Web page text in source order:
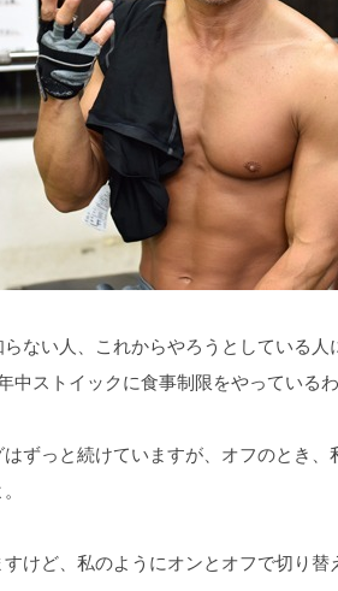
ない人、これからやろうとしている
中ストイックに食事制限をやっている
はずっと続けていますが、オフのとき
けど、私のようにオンとオフで切り